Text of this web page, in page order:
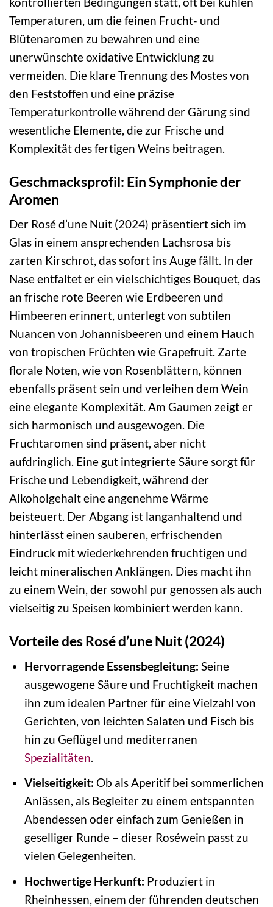
Temperaturen, um die feinen Frucht- und
Blütenaromen zu bewahren und eine
unerwünschte oxidative Entwicklung zu
vermeiden. Die klare Trennung des Mostes von
den Feststoffen und eine präzise
Temperaturkontrolle während der Gärung sind
wesentliche Elemente, die zur Frische und
Komplexität des fertigen Weins beitragen.
Geschmacksprofil: Ein Symphonie der
Aromen
Der Rosé d’une Nuit (2024) präsentiert sich im
Glas in einem ansprechenden Lachsrosa bis
zarten Kirschrot, das sofort ins Auge fällt. In der
Nase entfaltet er ein vielschichtiges Bouquet, das
an frische rote Beeren wie Erdbeeren und
Himbeeren erinnert, unterlegt von subtilen
Nuancen von Johannisbeeren und einem Hauch
von tropischen Früchten wie Grapefruit. Zarte
florale Noten, wie von Rosenblättern, können
ebenfalls präsent sein und verleihen dem Wein
eine elegante Komplexität. Am Gaumen zeigt er
sich harmonisch und ausgewogen. Die
Fruchtaromen sind präsent, aber nicht
aufdringlich. Eine gut integrierte Säure sorgt für
Frische und Lebendigkeit, während der
Alkoholgehalt eine angenehme Wärme
beisteuert. Der Abgang ist langanhaltend und
hinterlässt einen sauberen, erfrischenden
Eindruck mit wiederkehrenden fruchtigen und
leicht mineralischen Anklängen. Dies macht ihn
zu einem Wein, der sowohl pur genossen als auch
vielseitig zu Speisen kombiniert werden kann.
Vorteile des Rosé d’une Nuit (2024)
Hervorragende Essensbegleitung: Seine
ausgewogene Säure und Fruchtigkeit machen
ihn zum idealen Partner für eine Vielzahl von
Gerichten, von leichten Salaten und Fisch bis
hin zu Geflügel und mediterranen
Spezialitäten.
Vielseitigkeit: Ob als Aperitif bei sommerlichen
Anlässen, als Begleiter zu einem entspannten
Abendessen oder einfach zum Genießen in
geselliger Runde – dieser Roséwein passt zu
vielen Gelegenheiten.
Hochwertige Herkunft: Produziert in
Rheinhessen, einem der führenden deutschen